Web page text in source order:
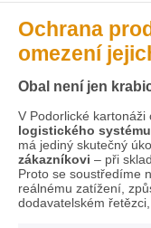
Ochrana
omezení
Obal není jen
V Podorlické kartonáži
logistického systému
má jediný skutečný
zákazníkovi – při
Proto se soustředíme
reálnému zatížení,
dodavatelském